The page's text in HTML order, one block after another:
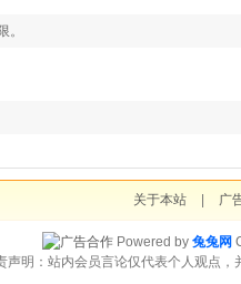
。
关于本站 广
Powered by 兔兔网
声明：站内会员言论仅代表个人观点